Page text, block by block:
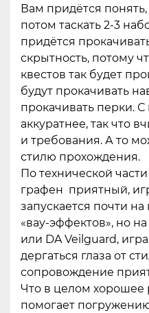
Вам придётся понять,
потом таскать 2-3
придётся
скрытность, потому
квестов так будет
будут прокачивать
прокачивать перки.
аккуратнее, так что
и требования. А то
стилю прохождения.
По технической
графен приятный,
запускается почти
«вау-эффектов», но
или DA Veilguard,
дергаться глаза от
сопровождение
Что в целом хорошее
помогает